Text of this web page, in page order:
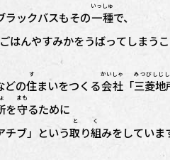
ラックバスもその一種
いっしゅ
で、
はんやすみかをうばってしまうこ
どの住
す
まいをつくる会社
かいしゃ
「三菱地
みつびしじし
を守
まも
るために
チブ」という取り組
と く
みをしていま